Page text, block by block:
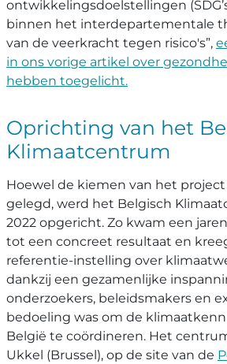
ontwikkelingsdoelstellingen
binnen het interdepartementale
van de veerkracht tegen risico's”,
in ons vorige artikel over
hebben toegelicht.
Oprichting van het
Klimaatcentrum
Hoewel de kiemen van het project
gelegd, werd het Belgisch
2022 opgericht. Zo kwam een
tot een concreet resultaat en
referentie-instelling over
dankzij een gezamenlijke
onderzoekers, beleidsmakers en
bedoeling was om de
België te coördineren. Het
Ukkel (Brussel), op de site van de